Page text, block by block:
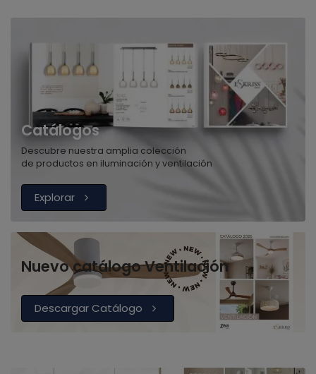
Catálogos
Descubre nuestra amplia colección
de productos en iluminación y ventilación
Explorar
Nuevo catálogo Ventilación
Descargar Catálogo